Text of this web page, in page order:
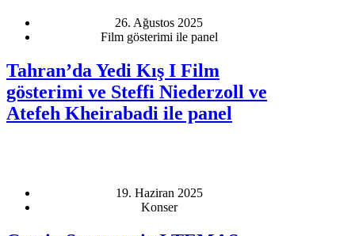
26. Ağustos 2025
Film gösterimi ile panel
Tahran’da Yedi Kış I Film
gösterimi ve Steffi Niederzoll ve
Atefeh Kheirabadi ile panel
19. Haziran 2025
Konser